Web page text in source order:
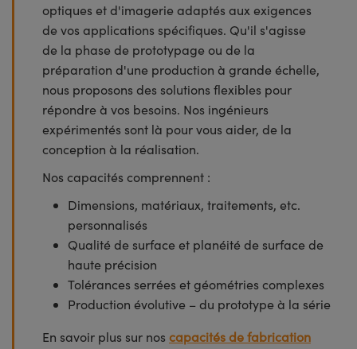
optiques et d'imagerie adaptés aux exigences
de vos applications spécifiques. Qu'il s'agisse
de la phase de prototypage ou de la
préparation d'une production à grande échelle,
nous proposons des solutions flexibles pour
répondre à vos besoins. Nos ingénieurs
expérimentés sont là pour vous aider, de la
conception à la réalisation.
Nos capacités comprennent :
Dimensions, matériaux, traitements, etc.
personnalisés
Qualité de surface et planéité de surface de
haute précision
Tolérances serrées et géométries complexes
Production évolutive – du prototype à la série
En savoir plus sur nos capacités de fabrication